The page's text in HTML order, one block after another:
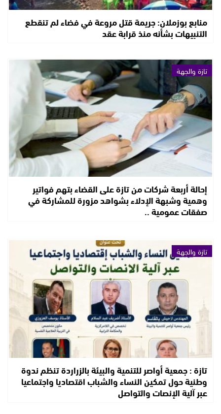
منابع بوزملان: جريمة قتل مروعة في فضاء لم تنقطع
التنبيهات بشأنه منذ قرابة عقد
تازة والجهة
إحالة أربعة شركات من تازة على القضاء بتهم فواتير
وهمية وشبهة الإدلاء بشواهد مزورة للمشاركة في
صفقات عمومية ..
تازة والجهة
تازة : جمعية أواصر للتنمية والبيئة بالزراردة تنظم ندوة
وطنية حول تمكين النساء والشباب اقتصاديا واجتماعيا
عبر آلية الإنصات والتواصل